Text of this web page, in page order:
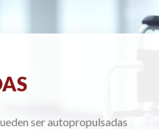
ser autopropulsadas